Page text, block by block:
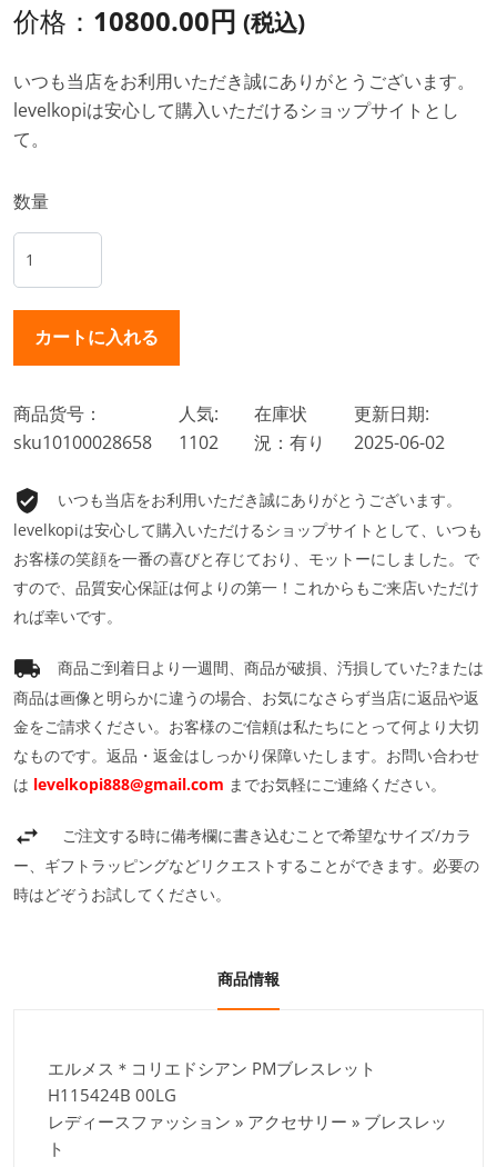
价格： 10800.00円 (税込)
いつも当店をお利用いただき誠にありがとうございます。
levelkopiは安心して購入いただけるショップサイトとし
て。
数量
商品货号：
sku10100028658
人気:
1102
在庫状
況：有り
更新日期:
2025-06-02
いつも当店をお利用いただき誠にありがとうございます。
levelkopiは安心して購入いただけるショップサイトとして、いつも
お客様の笑顔を一番の喜びと存じており、モットーにしました。で
すので、品質安心保証は何よりの第一！これからもご来店いただけ
れば幸いです。
商品ご到着日より一週間、商品が破損、汚損していた?または
商品は画像と明らかに違うの場合、お気になさらず当店に返品や返
金をご請求ください。お客様のご信頼は私たちにとって何より大切
なものです。返品・返金はしっかり保障いたします。お問い合わせ
は levelkopi888@gmail.com までお気軽にご連絡ください。
ご注文する時に備考欄に書き込むことで希望なサイズ/カラ
ー、ギフトラッピングなどリクエストすることができます。必要の
時はどぞうお試してください。
商品情報
エルメス＊コリエドシアン PMブレスレット
H115424B 00LG
レディースファッション » アクセサリー » ブレスレッ
ト